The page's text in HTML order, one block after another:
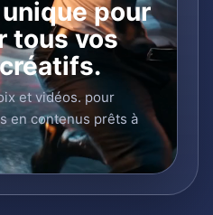
pour
tous vos
et vidéos. pour
en contenus prêts à